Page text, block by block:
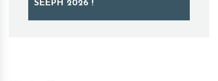
SEEPH 2026 !